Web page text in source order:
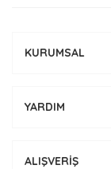
KURUMSAL
YARDIM
ALIŞVERİŞ